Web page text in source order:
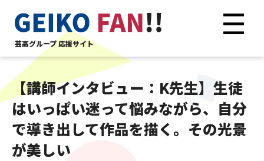
芸高グループ 応援サイト
【講師インタビュー：K先生】生徒
はいっぱい迷って悩みながら、自分
で導き出して作品を描く。その光景
が美しい